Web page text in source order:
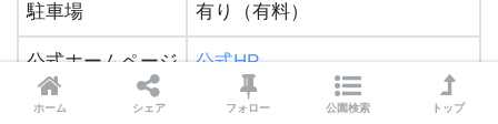
駐車場 有り（有料）
公式ホームページ 公式HP
ホーム シェア フォロー 公園検索 トップ